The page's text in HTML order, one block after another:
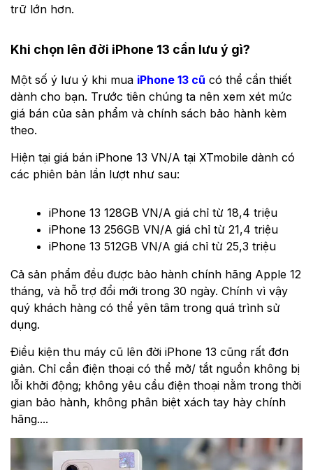
trữ lớn hơn.
Khi chọn lên đời iPhone 13 cần lưu ý gì?
Một số ý lưu ý khi mua iPhone 13 cũ có thể cần thiết
dành cho bạn. Trước tiên chúng ta nên xem xét mức
giá bán của sản phẩm và chính sách bảo hành kèm
theo.
Hiện tại giá bán iPhone 13 VN/A tại XTmobile dành có
các phiên bản lần lượt như sau:
iPhone 13 128GB VN/A giá chỉ từ 18,4 triệu
iPhone 13 256GB VN/A giá chỉ từ 21,4 triệu
iPhone 13 512GB VN/A giá chỉ từ 25,3 triệu
Cả sản phẩm đều được bảo hành chính hãng Apple 12
tháng, và hỗ trợ đổi mới trong 30 ngày. Chính vì vậy
quý khách hàng có thể yên tâm trong quá trình sử
dụng.
Điều kiện thu máy cũ lên đời iPhone 13 cũng rất đơn
giản. Chỉ cần điện thoại có thể mở/ tắt nguồn không bị
lỗi khởi động; không yêu cầu điện thoại nằm trong thời
gian bảo hành, không phân biệt xách tay hày chính
hãng....